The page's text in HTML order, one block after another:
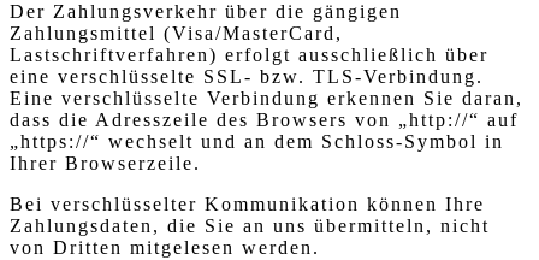
Der Zahlungsverkehr über die gängigen
Zahlungsmittel (Visa/MasterCard,
Lastschriftverfahren) erfolgt ausschließlich über
eine verschlüsselte SSL- bzw. TLS-Verbindung.
Eine verschlüsselte Verbindung erkennen Sie daran,
dass die Adresszeile des Browsers von „http://“ auf
„https://“ wechselt und an dem Schloss-Symbol in
Ihrer Browserzeile.
Bei verschlüsselter Kommunikation können Ihre
Zahlungsdaten, die Sie an uns übermitteln, nicht
von Dritten mitgelesen werden.